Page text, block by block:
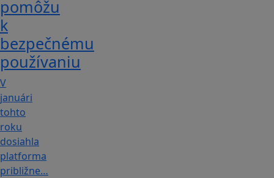
pomôžu
k
bezpečnému
používaniu
V
januári
tohto
roku
dosiahla
platforma
približne…